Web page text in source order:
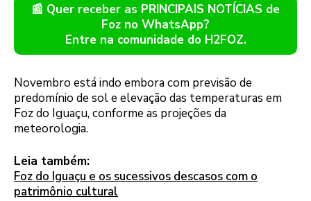
📰 Quer receber as PRINCIPAIS NOTÍCIAS de
Foz no WhatsApp?
Entre na comunidade do H2FOZ.
Novembro está indo embora com previsão de
predomínio de sol e elevação das temperaturas em
Foz do Iguaçu, conforme as projeções da
meteorologia.
Leia também:
Foz do Iguaçu e os sucessivos descasos com o
patrimônio cultural